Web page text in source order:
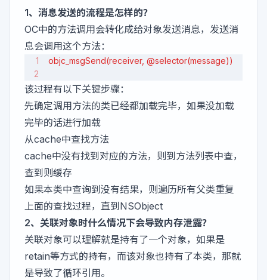
1、消息发送的流程是怎样的？
OC中的方法调用会转化成给对象发送消息，发送消
息会调用这个方法：
objc_msgSend(receiver, @selector(message))
该过程有以下关键步骤：
先确定调用方法的类已经都加载完毕，如果没加载
完毕的话进行加载
从cache中查找方法
cache中没有找到对应的方法，则到方法列表中查，
查到则缓存
如果本类中查询到没有结果，则遍历所有父类重复
上面的查找过程，直到NSObject
2、关联对象时什么情况下会导致内存泄露？
关联对象可以理解就是持有了一个对象，如果是
retain等方式的持有，而该对象也持有了本类，那就
是导致了循环引用。